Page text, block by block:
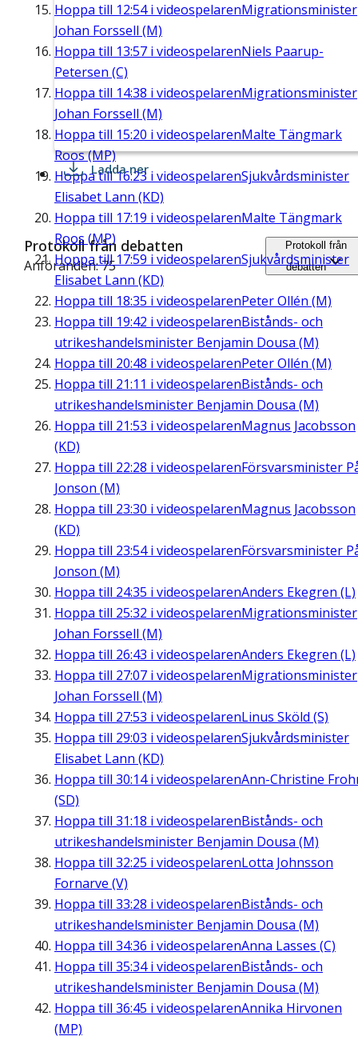
Hoppa till 12:54i videospelarenMigrationsminister
Johan Forssell (M)
Hoppa till 13:57 i videospelarenNiels Paarup-
Petersen (C)
Hoppa till 14:38 i videospelarenMigrationsminister
Johan Forssell (M)
Hoppa till 15:20 i videospelarenMalte Tängmark
Roos (MP)
Hoppa till16:23 i videospelarenSjukvårdsminister
Elisabet Lann (KD)
Hoppa till 17:19 i videospelarenMalte Tängmark
Roos (MP)
Hoppa till17:59 i videospelarenSjukvårdsminister
Elisabet Lann (KD)
Hoppa till 18:35 i videospelarenPeter Ollén (M)
Hoppa till 19:42 i videospelarenBistånds- och
utrikeshandelsminister Benjamin Dousa (M)
Hoppa till 20:48 i videospelarenPeter Ollén (M)
Hoppa till 21:11 i videospelarenBistånds- och
utrikeshandelsminister Benjamin Dousa (M)
Hoppa till 21:53 i videospelarenMagnus Jacobsson
(KD)
Hoppa till 22:28 i videospelarenFörsvarsminister
Jonson (M)
Hoppa till 23:30 i videospelarenMagnus Jacobsson
(KD)
Hoppa till 23:54i videospelarenFörsvarsminister
Jonson (M)
Hoppa till 24:35 i videospelarenAnders Ekegren (L)
Hoppa till 25:32 i videospelarenMigrationsminister
Johan Forssell (M)
Hoppa till 26:43 i videospelarenAnders Ekegren (L)
Hoppa till 27:07 i videospelarenMigrationsminister
Johan Forssell (M)
Hoppa till 27:53 i videospelarenLinus Sköld (S)
Hoppa till 29:03 i videospelarenSjukvårdsminister
Elisabet Lann (KD)
Hoppa till 30:14i videospelarenAnn-Christine
(SD)
Hoppa till 31:18 i videospelarenBistånds- och
utrikeshandelsminister Benjamin Dousa (M)
Hoppa till 32:25 i videospelarenLotta Johnsson
Fornarve (V)
Hoppa till 33:28 i videospelarenBistånds- och
utrikeshandelsminister Benjamin Dousa (M)
Hoppa till 34:36 i videospelarenAnna Lasses (C)
Hoppa till 35:34i videospelarenBistånds- och
utrikeshandelsminister Benjamin Dousa (M)
Hoppa till 36:45 i videospelarenAnnika Hirvonen
(MP)
Ladda ner
Protokoll från debatten
Anföranden: 75
Protokoll från
debatten